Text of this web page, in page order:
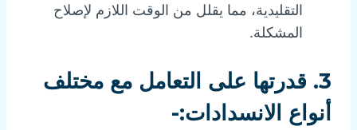
التقليدية، مما يقلل من الوقت اللازم لإصلاح
المشكلة.
3. قدرتها على التعامل مع مختلف
أنواع الانسدادات:-